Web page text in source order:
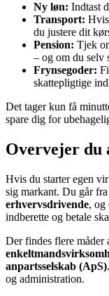
Ny løn: Indtast
Transport:
du justere dit
Pension: Tjek
– og om du selv
Frynsegoder:
skattepligtige
Det tager kun få
spare dig for
Overvejer du
Hvis du starter egen
sig markant. Du går
erhvervsdrivende, og
indberette og betale
Der findes flere måder
anpartsselskab (ApS)
og administration.